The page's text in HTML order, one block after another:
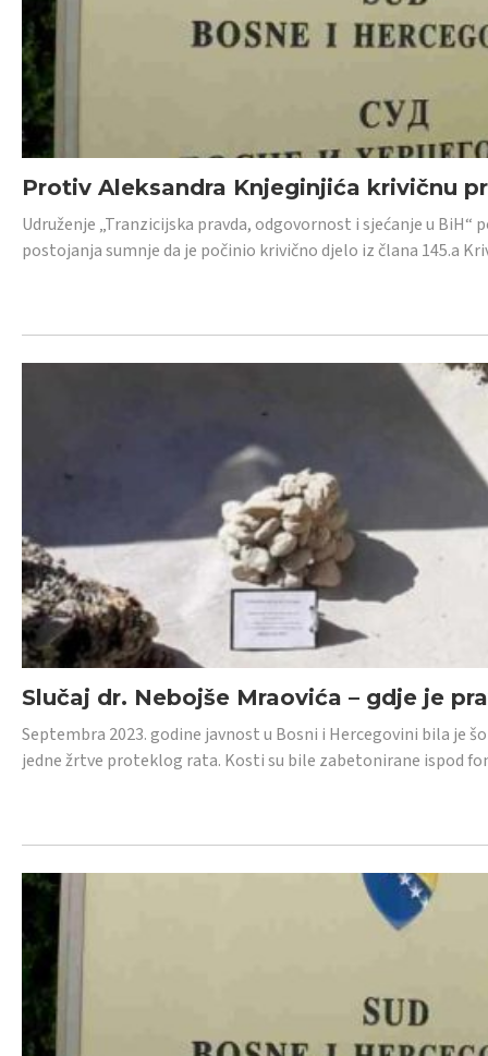
Protiv Aleksandra Knjeginjića krivičnu
Udruženje „Tranzicijska pravda, odgovornost i sjećanje u
postojanja sumnje da je počinio krivično djelo iz člana 145.a
Slučaj dr. Nebojše Mraovića – gdje je
Septembra 2023. godine javnost u Bosni i Hercegovini bila je
jedne žrtve proteklog rata. Kosti su bile zabetonirane ispod